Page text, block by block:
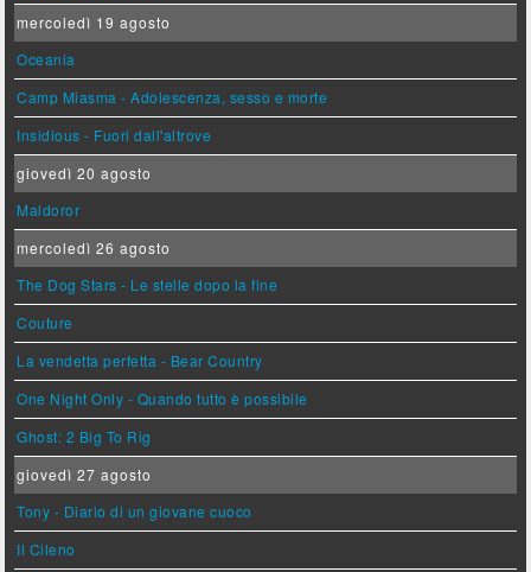
mercoledì 19 agosto
Oceania
Camp Miasma - Adolescenza, sesso e morte
Insidious - Fuori dall'altrove
giovedì 20 agosto
Maldoror
mercoledì 26 agosto
The Dog Stars - Le stelle dopo la fine
Couture
La vendetta perfetta - Bear Country
One Night Only - Quando tutto è possibile
Ghost: 2 Big To Rig
giovedì 27 agosto
Tony - Diario di un giovane cuoco
Il Cileno